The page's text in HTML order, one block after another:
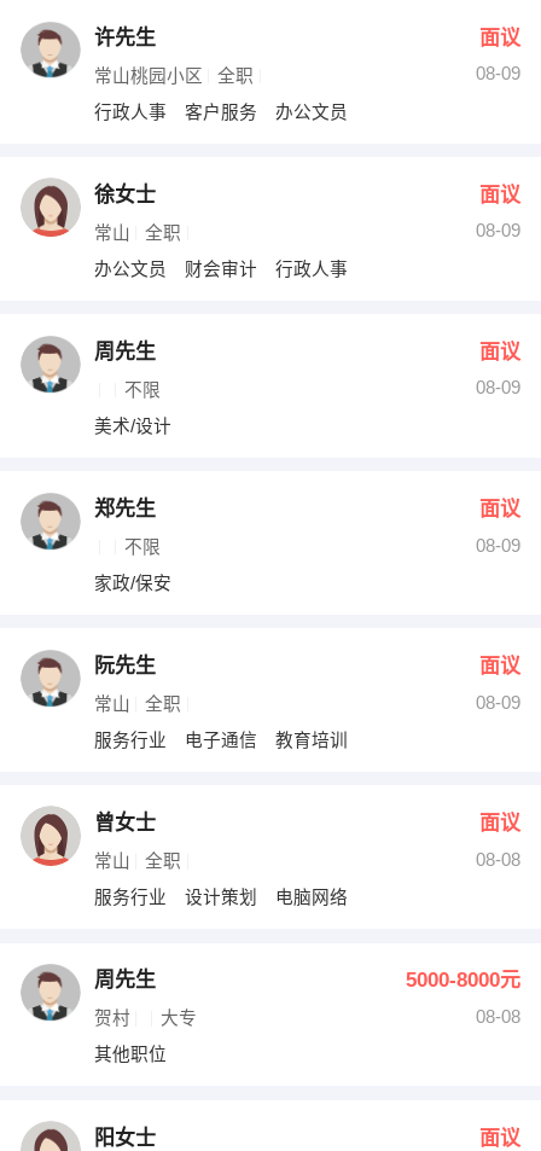
编辑
其他职位
许先生 面议
常山桃园小区 全职
08-09
行政人事 客户服务 办公文员
徐女士 面议
常山 全职
08-09
办公文员 财会审计 行政人事
周先生 面议
不限
08-09
美术/设计
郑先生 面议
不限
08-09
家政/保安
阮先生 面议
常山 全职
08-09
服务行业 电子通信 教育培训
曾女士 面议
常山 全职
08-08
服务行业 设计策划 电脑网络
周先生 5000-8000元
贺村 大专
08-08
其他职位
阳女士 面议